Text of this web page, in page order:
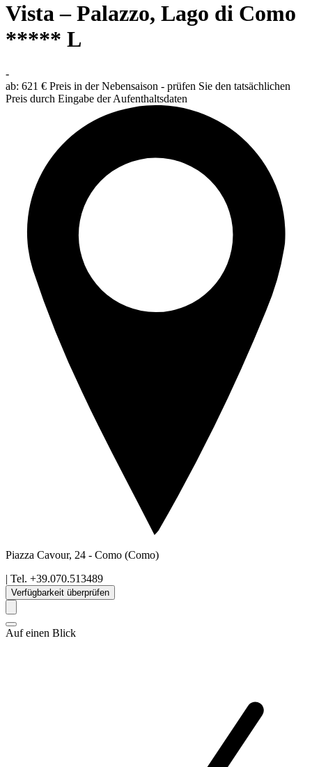
Vista – Palazzo, Lago di Como
***** L
-
ab: 621 € Preis in der Nebensaison - prüfen Sie den tatsächlichen
Preis durch Eingabe der Aufenthaltsdaten
Piazza Cavour, 24 - Como (Como)
| Tel. +39.070.513489
Verfügbarkeit überprüfen
Auf einen Blick